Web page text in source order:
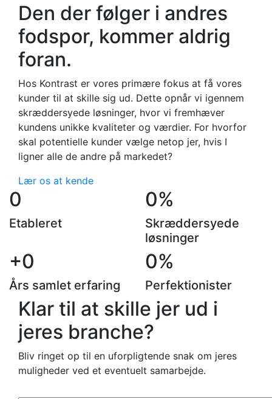
Den der følger i andres
fodspor, kommer aldrig
foran.
Hos Kontrast er vores primære fokus at få vores
kunder til at skille sig ud. Dette opnår vi igennem
skræddersyede løsninger, hvor vi fremhæver
kundens unikke kvaliteter og værdier. For hvorfor
skal potentielle kunder vælge netop jer, hvis I
ligner alle de andre på markedet?
Lær os at kende
0
Etableret
0%
Skræddersyede
løsninger
+0
Års samlet erfaring
0%
Perfektionister
Klar til at skille jer ud i
jeres branche?
Bliv ringet op til en uforpligtende snak om jeres
muligheder ved et eventuelt samarbejde.